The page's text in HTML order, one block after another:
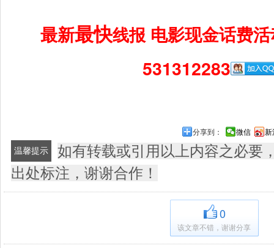
最新最快线报 电影现金话费
531312283
分享到： 微信 新
温馨提示
如有转载或引用以上内容之必要
出处标注，谢谢合作！
0
该文章不错，谢谢分享